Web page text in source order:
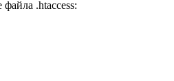
.htaccess: